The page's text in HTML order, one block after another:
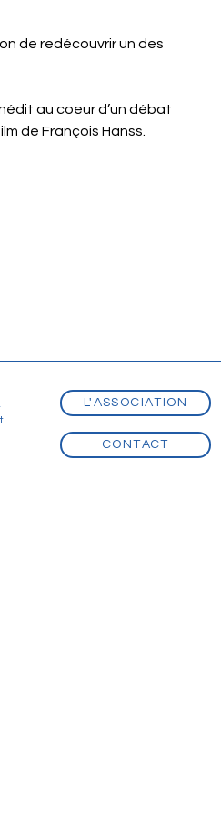
de redécouvrir un des
au coeur d’un débat
de François Hanss.
L'ASSOCIATION
CONTACT